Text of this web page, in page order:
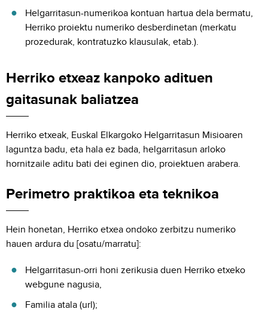
Helgarritasun-numerikoa kontuan hartua dela bermatu,
Herriko proiektu numeriko desberdinetan (merkatu
prozedurak, kontratuzko klausulak, etab.).
Herriko etxeaz kanpoko adituen
gaitasunak baliatzea
Herriko etxeak, Euskal Elkargoko Helgarritasun Misioaren
laguntza badu, eta hala ez bada, helgarritasun arloko
hornitzaile aditu bati dei eginen dio, proiektuen arabera.
Perimetro praktikoa eta teknikoa
Hein honetan, Herriko etxea ondoko zerbitzu numeriko
hauen ardura du [osatu/marratu]:
Helgarritasun-orri honi zerikusia duen Herriko etxeko
webgune nagusia,
Familia atala (url);